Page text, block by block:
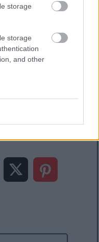
storage
storage
and other
ำเหล่านี้ด้วย:
ส X++ ใน Dynamics
ติทางการเงินใน